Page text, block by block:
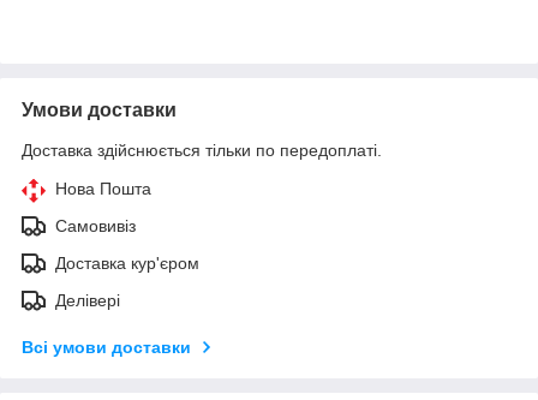
Умови доставки
Доставка здійснюється тільки по передоплаті.
Нова Пошта
Самовивіз
Доставка кур'єром
Делівері
Всі умови доставки